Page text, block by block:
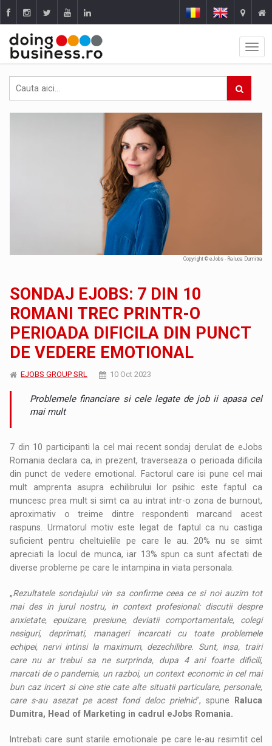
Copyright © eJobs - Raluca Dumitra
SONDAJ EJOBS: 7 DIN 10
ROMANI TREC PRINTR-O
PERIOADA DIFICILA DIN PUNCT
DE VEDERE EMOTIONAL
EJOBS GROUP SRL 10 Oct 2023
Problemele financiare si cele legate de job ii apasa cel
mai mult
7 din 10 participanti la cel mai recent sondaj derulat de eJobs
Romania declara ca, in prezent, traverseaza o perioada dificila
din punct de vedere emotional. Factorul care isi pune cel mai
mult amprenta asupra echilibrului lor psihic este faptul ca
muncesc prea mult si simt ca au intrat intr-o zona de burnout,
aproximativ o treime dintre respondenti marcand acest
raspuns. Urmatorul motiv este legat de faptul ca nu castiga
suficient pentru cheltuielile pe care le au. 20% nu se simt
apreciati la locul de munca, iar 13% spun ca sunt afectati de
diverse probleme pe care le intampina in viata personala.
„Rezultatele sondajului vin sa confirme ceea ce si noi auzim tot
mai des in jurul nostru, in context profesional: discutii despre
anxietate, epuizare, presiune, deviatii comportamentale, colegi
nesiguri, deprimati, manageri incarcati cu toate problemele
echipei, nervi intinsi la maximum, dezechilibre. Sunt, insa, trairi
care nu ar trebui sa ne surprinda, dupa 4 ani foarte dificili,
marcati de o pandemie, un razboi, un context economic in cel mai
bun caz incert si cine stie cate alte situatii particulare, personale,
care s-au asezat pe acest fond deloc prielnic”, spune
Raluca
Dumitra, Head of Marketing in cadrul eJobs Romania.
Intrebati care sunt starile emotionale pe care le-au resimtit cel